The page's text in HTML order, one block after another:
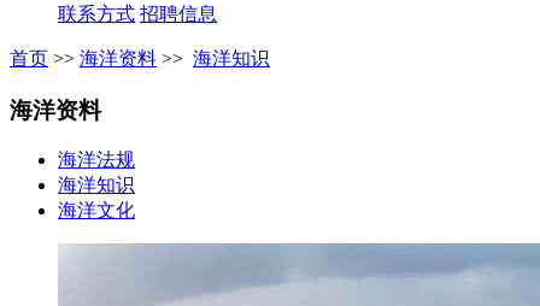
联系方式 招聘信息
首页 >> 海洋资料 >> 海洋知识
海洋资料
海洋法规
海洋知识
海洋文化